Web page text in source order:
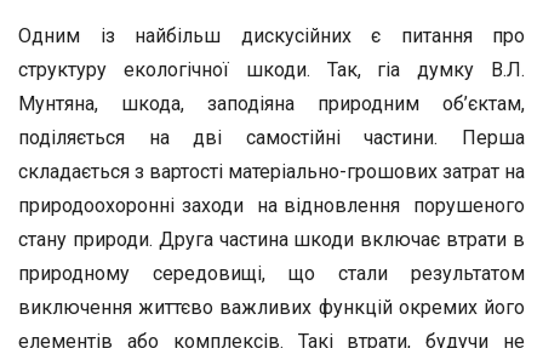
Одним із найбільш дискусійних є питання про
структуру екологічної шкоди. Так, гіа думку В.Л.
Мунтяна, шкода, заподіяна природним об’єктам,
поділяється на дві самостійні частини. Перша
складається з вартості матеріально-грошових затрат на
природоохоронні заходи на відновлення порушеного
стану природи. Друга частина шкоди включає втрати в
природному середовищі, що стали результатом
виключення життєво важливих функцій окремих його
елементів або комплексів. Такі втрати, будучи не